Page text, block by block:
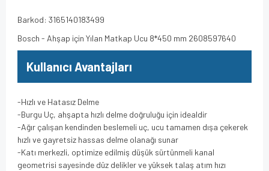
Barkod: 3165140183499
Bosch - Ahşap için Yılan Matkap Ucu 8*450 mm 2608597640
Kullanıcı Avantajları
-Hızlı ve Hatasız Delme
-Burgu Uç, ahşapta hızlı delme doğruluğu için idealdir
-Ağır çalışan kendinden beslemeli uç, ucu tamamen dışa çekerek
hızlı ve gayretsiz hassas delme olanağı sunar
-Katı merkezli, optimize edilmiş düşük sürtünmeli kanal
geometrisi sayesinde düz delikler ve yüksek talaş atım hızı